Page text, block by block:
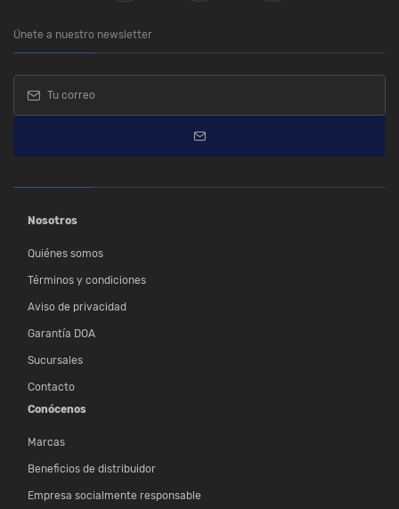
Únete a nuestro newsletter
Nosotros
Quiénes somos
Términos y condiciones
Aviso de privacidad
Garantía DOA
Sucursales
Contacto
Conócenos
Marcas
Beneficios de distribuidor
Empresa socialmente responsable